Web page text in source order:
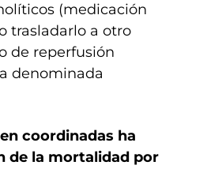
(medicación
trasladarlo a otro
de reperfusión
denominada
coordinadas ha
de la mortalidad por